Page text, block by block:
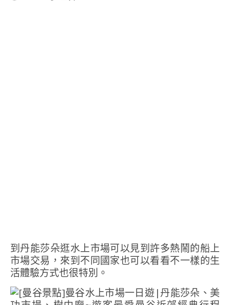
到丹能莎朵逛水上市場可以見到許多熱鬧的船上
市場交易，來到不同國家也可以看看不一樣的生
活體驗方式也很特別。